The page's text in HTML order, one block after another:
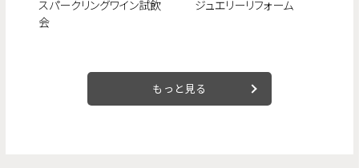
スパークリングワイン試飲
会
ジュエリーリフォーム
もっと見る